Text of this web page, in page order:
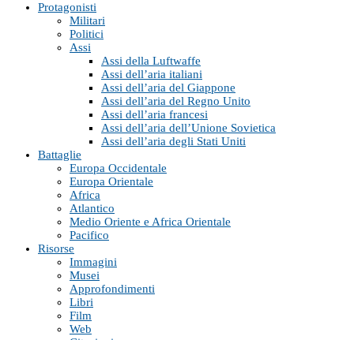
Protagonisti
Militari
Politici
Assi
Assi della Luftwaffe
Assi dell’aria italiani
Assi dell’aria del Giappone
Assi dell’aria del Regno Unito
Assi dell’aria francesi
Assi dell’aria dell’Unione Sovietica
Assi dell’aria degli Stati Uniti
Battaglie
Europa Occidentale
Europa Orientale
Africa
Atlantico
Medio Oriente e Africa Orientale
Pacifico
Risorse
Immagini
Musei
Approfondimenti
Libri
Film
Web